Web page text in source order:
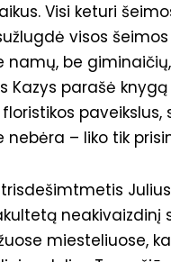
Visi keturi
visos
namų, be
Kazys parašė
nebėra – liko tik
trisdešimtmetis
miesteliuose,